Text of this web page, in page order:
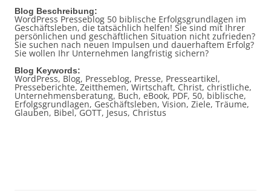
Blog Beschreibung:
WordPress Presseblog 50 biblische Erfolgsgrundlagen im
Geschäftsleben, die tatsächlich helfen! Sie sind mit Ihrer
persönlichen und geschäftlichen Situation nicht zufrieden?
Sie suchen nach neuen Impulsen und dauerhaftem Erfolg?
Sie wollen Ihr Unternehmen langfristig sichern?
Blog Keywords:
WordPress, Blog, Presseblog, Presse, Presseartikel,
Presseberichte, Zeitthemen, Wirtschaft, Christ, christliche,
Unternehmensberatung, Buch, eBook, PDF, 50, biblische,
Erfolgsgrundlagen, Geschäftsleben, Vision, Ziele, Träume,
Glauben, Bibel, GOTT, Jesus, Christus